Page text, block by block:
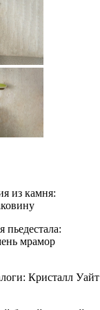
из камня:
пьедестала:
мрамор
Кристалл Уайт